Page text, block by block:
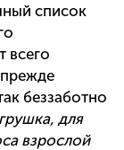
список
всего
беззаботно
для
взрослой